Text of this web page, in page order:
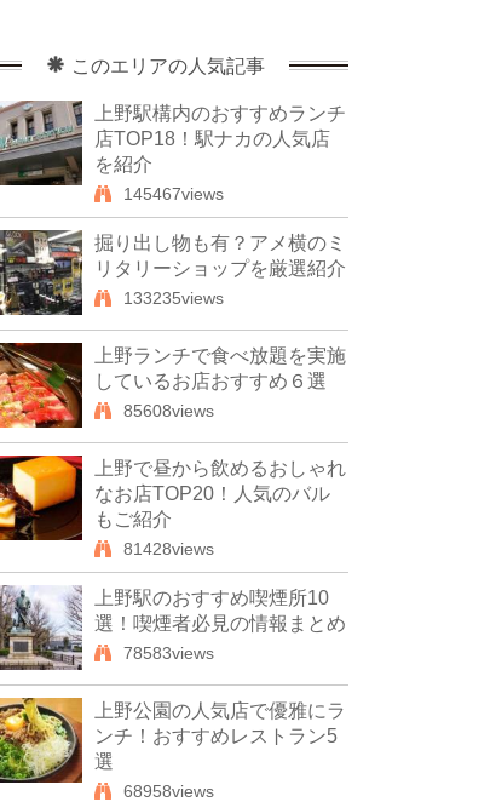
このエリアの人気記事
上野駅構内のおすすめランチ
店TOP18！駅ナカの人気店
を紹介
145467views
掘り出し物も有？アメ横のミ
リタリーショップを厳選紹介
133235views
上野ランチで食べ放題を実施
しているお店おすすめ６選
85608views
上野で昼から飲めるおしゃれ
なお店TOP20！人気のバル
もご紹介
81428views
上野駅のおすすめ喫煙所10
選！喫煙者必見の情報まとめ
78583views
上野公園の人気店で優雅にラ
ンチ！おすすめレストラン5
選
68958views